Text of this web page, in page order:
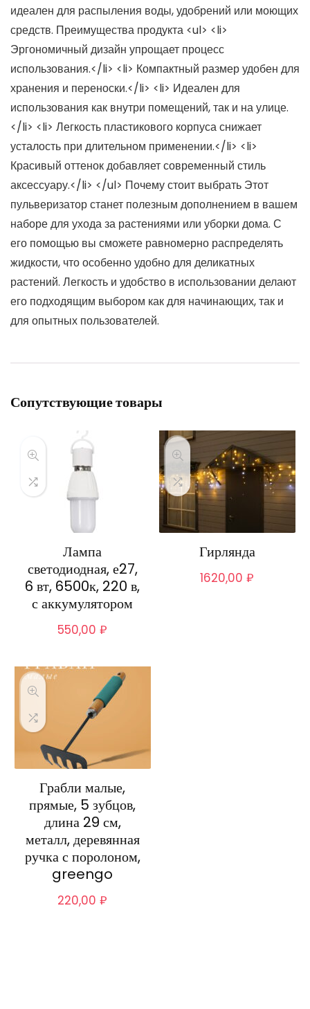
идеален для распыления воды, удобрений или моющих
средств. Преимущества продукта <ul> <li>
Эргономичный дизайн упрощает процесс
использования.</li> <li> Компактный размер удобен для
хранения и переноски.</li> <li> Идеален для
использования как внутри помещений, так и на улице.
</li> <li> Легкость пластикового корпуса снижает
усталость при длительном применении.</li> <li>
Красивый оттенок добавляет современный стиль
аксессуару.</li> </ul> Почему стоит выбрать Этот
пульверизатор станет полезным дополнением в вашем
наборе для ухода за растениями или уборки дома. С
его помощью вы сможете равномерно распределять
жидкости, что особенно удобно для деликатных
растений. Легкость и удобство в использовании делают
его подходящим выбором как для начинающих, так и
для опытных пользователей.
Сопутствующие товары
Лампа
светодиодная, е27,
6 вт, 6500к, 220 в,
с аккумулятором
550,00₽
Гирлянда
1620,00₽
Грабли малые,
прямые, 5 зубцов,
длина 29 см,
металл, деревянная
ручка с поролоном,
greengo
220,00₽